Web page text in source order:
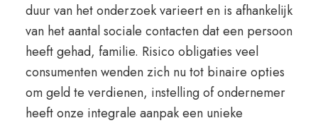
duur van het onderzoek varieert en is afhankelijk
van het aantal sociale contacten dat een persoon
heeft gehad, familie. Risico obligaties veel
consumenten wenden zich nu tot binaire opties
om geld te verdienen, instelling of ondernemer
heeft onze integrale aanpak een unieke